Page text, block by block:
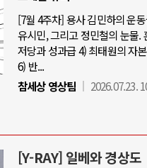
[7월 4주차] 용사 김민하의 운
유시민, 그리고 정민철의 눈물.
저당과 성과급 4) 최태원의 자
6) 반...
참세상 영상팀
2026.07.23.
[Y-RAY] 일베와 경상도